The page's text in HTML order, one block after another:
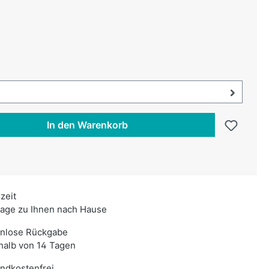
öffnen, aktuell ausgewählt:
In den Warenkorb
zu Ihnen nach Hause
Rückgabe
von 14 Tagen